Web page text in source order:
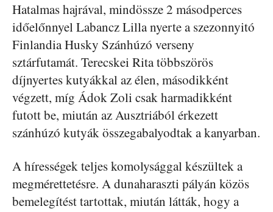
Hatalmas hajrával, mindössze 2 másodperces
időelőnnyel Labancz Lilla nyerte a szezonnyitó
Finlandia Husky Szánhúzó verseny
sztárfutamát. Terecskei Rita többszörös
díjnyertes kutyákkal az élen, másodikként
végzett, míg Ádok Zoli csak harmadikként
futott be, miután az Ausztriából érkezett
szánhúzó kutyák összegabalyodtak a kanyarban.
A hírességek teljes komolysággal készültek a
megmérettetésre. A dunaharaszti pályán közös
bemelegítést tartottak, miután látták, hogy a